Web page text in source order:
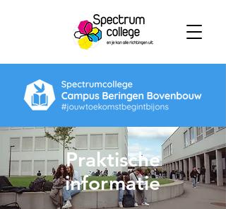
Praktische
informatie